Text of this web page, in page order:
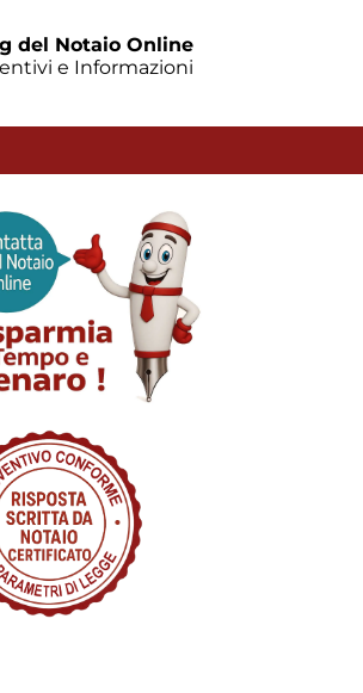
del Notaio Online
e Informazioni